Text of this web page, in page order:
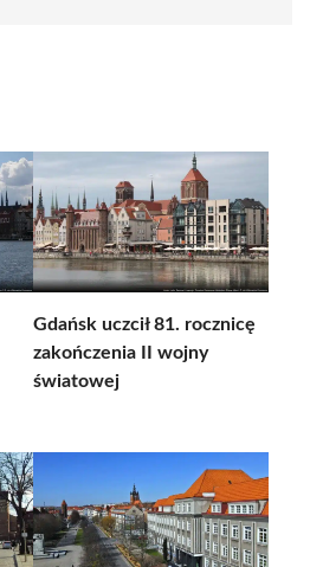
Gdańsk uczcił 81. rocznicę
zakończenia II wojny
światowej